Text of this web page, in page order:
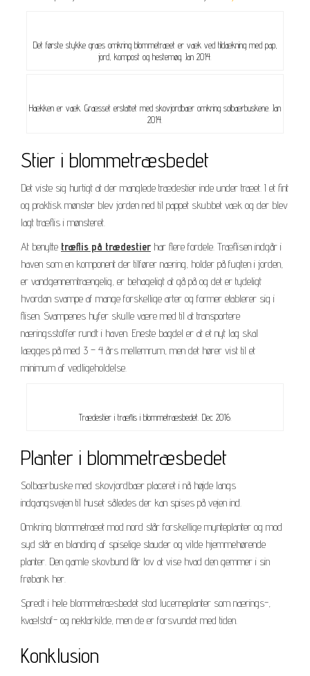
Det første stykke græs omkring blommetræet er væk ved tildækning med pap,
jord, kompost og hestemøg. Jan 2014.
Hækken er væk. Græsset erstattet med skovjordbær omkring solbærbuskene. Jan
2014.
Stier i blommetræsbedet
Det viste sig hurtigt at der manglede trædestier inde under træet. I et fint
og praktisk mønster blev jorden ned til pappet skubbet væk og der blev
lagt træflis i mønsteret.
At benytte træflis på trædestier har flere fordele. Træflisen indgår i
haven som en komponent der tilfører næring, holder på fugten i jorden,
er vandgennemtrængelig, er behageligt at gå på og det er tydeligt
hvordan svampe af mange forskellige arter og former etablerer sig i
flisen. Svampenes hyfer skulle være med til at transportere
næringsstoffer rundt i haven. Eneste bagdel er at et nyt lag skal
lægges på med 3 – 4 års mellemrum, men det hører vist til et
minimum af vedligeholdelse.
Trædestier i træflis i blommetræsbedet. Dec 2016.
Planter i blommetræsbedet
Solbærbuske med skovjordbær placeret i nå højde langs
indgangsvejen til huset således der kan spises på vejen ind.
Omkring blommetræet mod nord står forskellige mynteplanter og mod
syd står en blanding af spiselige stauder og vilde hjemmehørende
planter. Den gamle skovbund får lov at vise hvad den gemmer i sin
frøbank her.
Spredt i hele blommetræsbedet stod lucerneplanter som nærings-,
kvælstof- og nektarkilde, men de er forsvundet med tiden.
Konklusion